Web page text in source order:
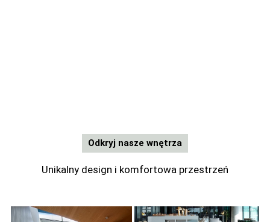
Odkryj nasze wnętrza
Unikalny design i komfortowa przestrzeń